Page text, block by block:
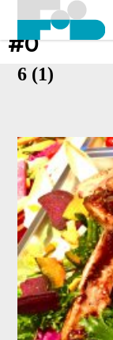
#0
6 (1)